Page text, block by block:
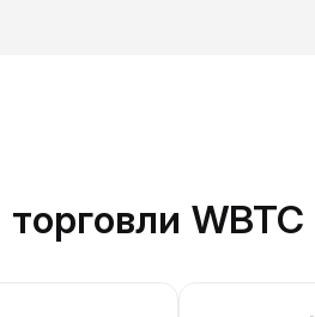
WBTC